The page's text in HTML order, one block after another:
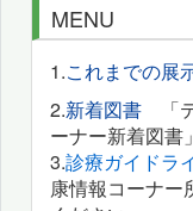
MENU
1.これまでの展
2.新着図書 「
ーナー新着図書
3.診療ガイドラ
康情報コーナー